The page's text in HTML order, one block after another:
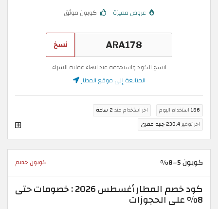
عروض مميزة كوبون موثق
نسخ
انسخ الكود واستخدمه عند انهاء عملية الشراء
المتابعة إلى موقع المطار
186 استخدام اليوم اخر استخدام منذ 2 ساعة
اخر توفير230.4 جنيه مصري
كوبون 5–8% كوبون خصم
كود خصم المطار أغسطس 2026 : خصومات حتى
8% على الحجوزات